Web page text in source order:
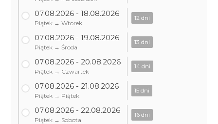
07.08.2026 - 18.08.2026
Piątek → Wtorek
12 dni
07.08.2026 - 19.08.2026
Piątek → Środa
13 dni
07.08.2026 - 20.08.2026
Piątek → Czwartek
14 dni
07.08.2026 - 21.08.2026
Piątek → Piątek
15 dni
07.08.2026 - 22.08.2026
Piątek → Sobota
16 dni